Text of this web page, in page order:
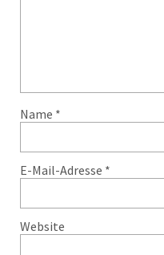
Name *
E-Mail-Adresse *
Website